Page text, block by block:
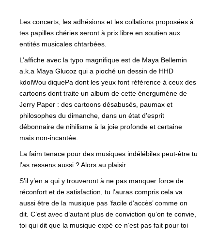
Les concerts, les adhésions et les collations proposées à
tes papilles chéries seront à prix libre en soutien aux
entités musicales chtarbées.
L’affiche avec la typo magnifique est de Maya Bellemin
a.k.a Maya Glucoz qui a pioché un dessin de HHD
kdolWou diquePa dont les yeux font référence à ceux des
cartoons dont traite un album de cette énergumène de
Jerry Paper : des cartoons désabusés, paumax et
philosophes du dimanche, dans un état d’esprit
débonnaire de nihilisme à la joie profonde et certaine
mais non-incantée.
La faim tenace pour des musiques indélébiles peut-être tu
l’as ressens aussi ? Alors au plaisir.
S’il y’en a qui y trouveront à ne pas manquer force de
réconfort et de satisfaction, tu l’auras compris cela va
aussi être de la musique pas ‘facile d’accès’ comme on
dit. C’est avec d’autant plus de conviction qu’on te convie,
toi qui dit que la musique expé ce n’est pas fait pour toi